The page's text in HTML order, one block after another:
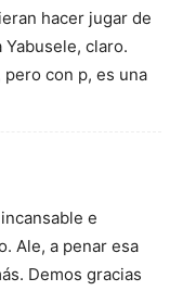
hacer jugar de
claro.
con p, es una
e
Ale, a penar esa
Demos gracias